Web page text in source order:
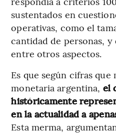
sustentados en
operativas, como el
cantidad de personas,
entre otros aspectos.
Es que según cifras que
monetaria argentina, el
históricamente
en la actualidad a
Esta merma,